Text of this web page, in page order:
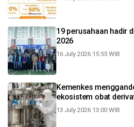
19 perusahaan hadir
2026
16 July 2026 15:55 WIB
Kemenkes
ekosistem obat
13 July 2026 13:00 WIB